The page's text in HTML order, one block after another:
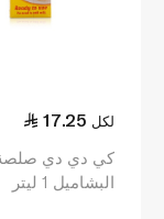
17.25 لكل
كي دي دي
البشاميل 1 ليتر